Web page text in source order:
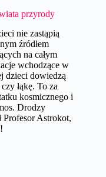
przyrody
nie zastąpią
źródłem
na całym
wchodzące w
dzieci dowiedzą
łąkę. To za
kosmicznego i
Drodzy
Profesor Astrokot,